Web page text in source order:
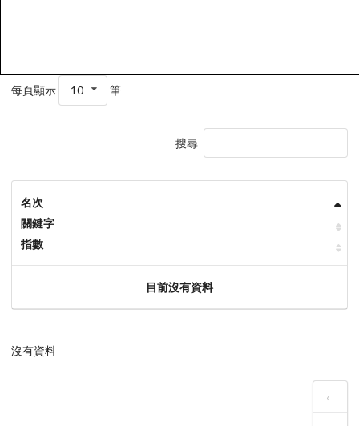
每頁顯示 10 筆
搜尋
名次
關鍵字
指數
目前沒有資料
沒有資料
‹